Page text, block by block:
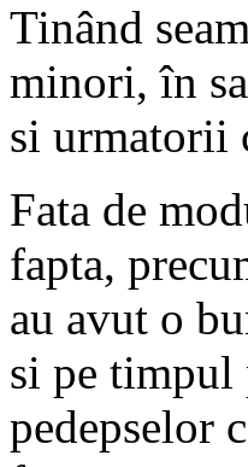
Tinând
minori, în
si urmatorii
Fata de
fapta,
au avut o
si pe timpul
pedepselor